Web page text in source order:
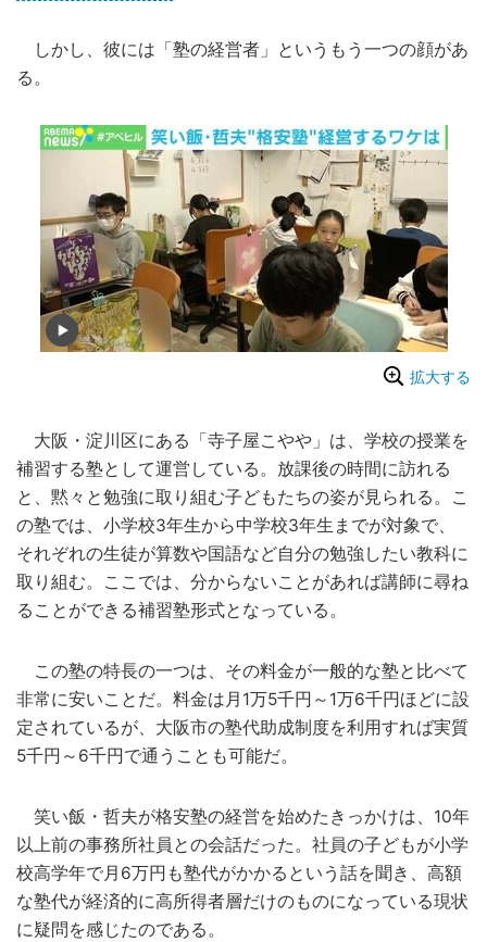
しかし、彼には「塾の経営者」というもう一つの顔があ
る。
拡大する
大阪・淀川区にある「寺子屋こやや」は、学校の授業を
補習する塾として運営している。放課後の時間に訪れる
と、黙々と勉強に取り組む子どもたちの姿が見られる。こ
の塾では、小学校3年生から中学校3年生までが対象で、
それぞれの生徒が算数や国語など自分の勉強したい教科に
取り組む。ここでは、分からないことがあれば講師に尋ね
ることができる補習塾形式となっている。
この塾の特長の一つは、その料金が一般的な塾と比べて
非常に安いことだ。料金は月1万5千円～1万6千円ほどに設
定されているが、大阪市の塾代助成制度を利用すれば実質
5千円～6千円で通うことも可能だ。
笑い飯・哲夫が格安塾の経営を始めたきっかけは、10年
以上前の事務所社員との会話だった。社員の子どもが小学
校高学年で月6万円も塾代がかかるという話を聞き、高額
な塾代が経済的に高所得者層だけのものになっている現状
に疑問を感じたのである。